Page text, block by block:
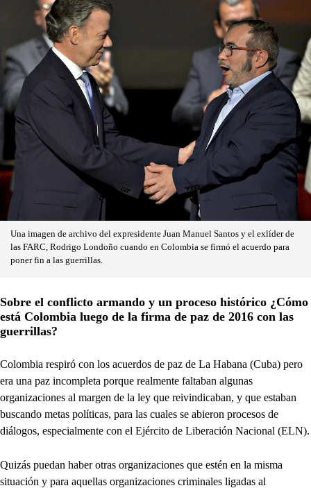
Una imagen de archivo del expresidente Juan Manuel Santos y el exlíder de
las FARC, Rodrigo Londoño cuando en Colombia se firmó el acuerdo para
poner fin a las guerrillas.
Sobre el conflicto armando y un proceso histórico ¿Cómo
está Colombia luego de la firma de paz de 2016 con las
guerrillas?
Colombia respiró con los acuerdos de paz de La Habana (Cuba) pero
era una paz incompleta porque realmente faltaban algunas
organizaciones al margen de la ley que reivindicaban, y que estaban
buscando metas políticas, para las cuales se abieron procesos de
diálogos, especialmente con el Ejército de Liberación Nacional (ELN).
Quizás puedan haber otras organizaciones que estén en la misma
situación y para aquellas organizaciones criminales ligadas al